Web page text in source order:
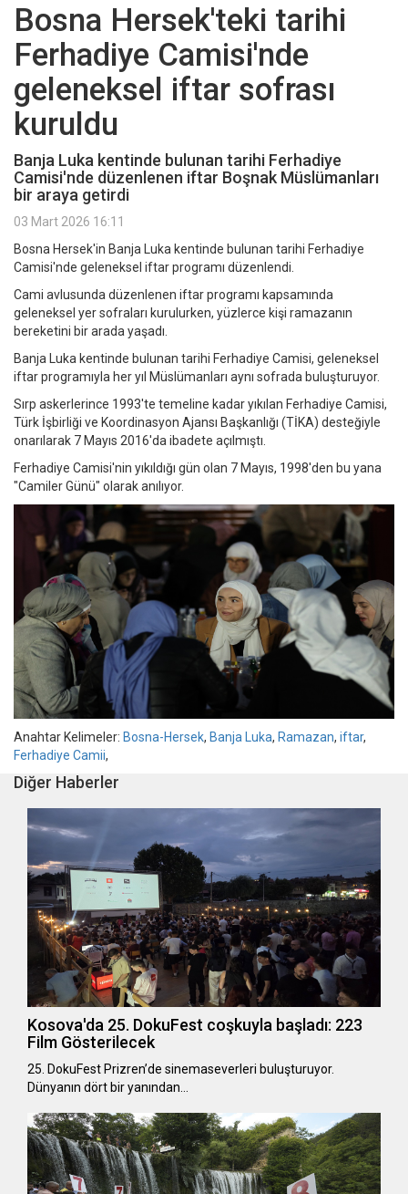
Bosna Hersek'teki tarihi
Ferhadiye Camisi'nde
geleneksel iftar sofrası
kuruldu
Banja Luka kentinde bulunan tarihi Ferhadiye
Camisi'nde düzenlenen iftar Boşnak Müslümanları
bir araya getirdi
03 Mart 2026 16:11
Bosna Hersek'in Banja Luka kentinde bulunan tarihi Ferhadiye
Camisi'nde geleneksel iftar programı düzenlendi.
Cami avlusunda düzenlenen iftar programı kapsamında
geleneksel yer sofraları kurulurken, yüzlerce kişi ramazanın
bereketini bir arada yaşadı.
Banja Luka kentinde bulunan tarihi Ferhadiye Camisi, geleneksel
iftar programıyla her yıl Müslümanları aynı sofrada buluşturuyor.
Sırp askerlerince 1993'te temeline kadar yıkılan Ferhadiye Camisi,
Türk İşbirliği ve Koordinasyon Ajansı Başkanlığı (TİKA) desteğiyle
onarılarak 7 Mayıs 2016'da ibadete açılmıştı.
Ferhadiye Camisi'nin yıkıldığı gün olan 7 Mayıs, 1998'den bu yana
"Camiler Günü" olarak anılıyor.
Anahtar Kelimeler: Bosna-Hersek, Banja Luka, Ramazan, iftar,
Ferhadiye Camii,
Diğer Haberler
Kosova'da 25. DokuFest coşkuyla başladı: 223
Film Gösterilecek
25. DokuFest Prizren’de sinemaseverleri buluşturuyor.
Dünyanın dört bir yanından…